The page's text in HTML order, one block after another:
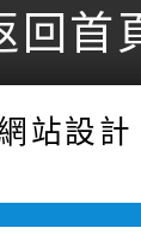
回首
站設